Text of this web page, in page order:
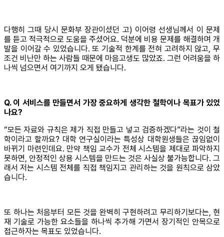
다행히 그때 당시 문화부 장관이셨던 고) 이어령 선생님께서 이 문제
를 듣고 적극적으로 도움을 주셨어요. 덕분에 비용 문제를 해결하며 개
발을 이어갈 수 있었습니다. 또 기술적 한계를 전혀 고려하지 않고, 무
조건 비난만 하는 사람들 때문에 마음고생도 많았죠. 그런 어려움을 하
나씩 넘으면서 여기까지 오게 됐습니다.
Q. 이 서비스를 만들면서 가장 중요하게 생각한 철학이나 목표가 있었
나요?
“모든 자료와 규칙은 제가 직접 만들고 넣고 검증하겠다”라는 것이 철
학이라고 할까요? 대학 연구실이라는 특성상 대학원생들은 끊임없이
바뀌기 마련인데요. 만약 책임 교수가 전체 시스템을 제대로 파악하지
못하면, 안정적인 상용 시스템을 만드는 것은 사실상 불가능합니다. 그
래서 저는 시스템 전체를 직접 책임지고 관리하는 것을 원칙으로 삼았
습니다.
또 하나는 처음부터 모든 것을 완벽히 구현하려고 무리하기보다는, 현
재 기술로 가능한 요소들을 하나씩 추가해 가면서 장기적인 안목으로
접근하자는 목표도 있었습니다.